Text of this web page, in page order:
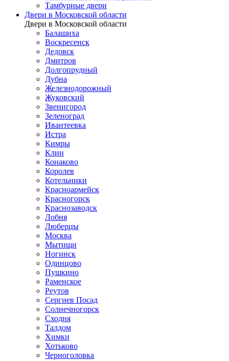
Тамбурные двери
Двери в Московской области
Двери в Московской области
Балашиха
Воскресенск
Дедовск
Дмитров
Долгопрудный
Дубна
Железнодорожный
Жуковский
Звенигород
Зеленоград
Ивантеевка
Истра
Кимры
Клин
Конаково
Королев
Котельники
Красноармейск
Красногорск
Краснозаводск
Лобня
Люберцы
Москва
Мытищи
Ногинск
Одинцово
Пушкино
Раменское
Реутов
Сергиев Посад
Солнечногорск
Сходня
Талдом
Химки
Хотьково
Черноголовка